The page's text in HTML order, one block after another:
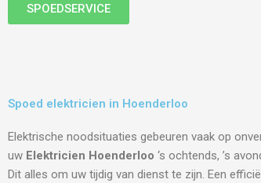
SPOEDSERVICE
Spoed elektricien in Hoenderloo
Elektrische noodsituaties gebeuren vaak op
uw Elektricien Hoenderloo ‘s ochtends, ’s
Dit alles om uw tijdig van dienst te zijn. Een